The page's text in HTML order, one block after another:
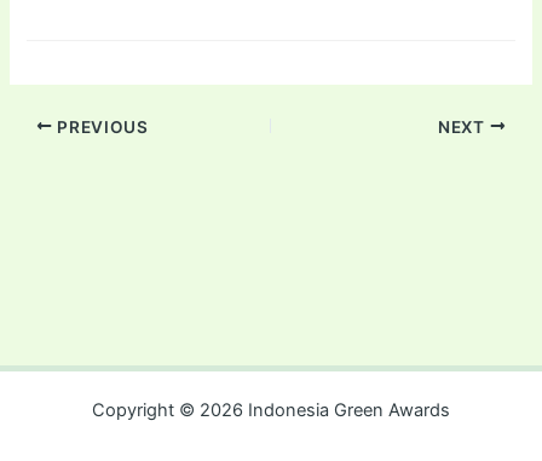
PREVIOUS NEXT
Copyright © 2026 Indonesia Green Awards